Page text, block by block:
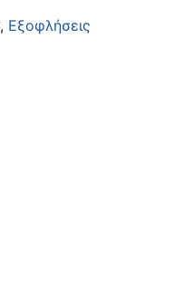
, Εξοφλήσεις